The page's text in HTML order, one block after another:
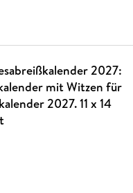
2027:
mit Witzen für
2027. 11 x 14